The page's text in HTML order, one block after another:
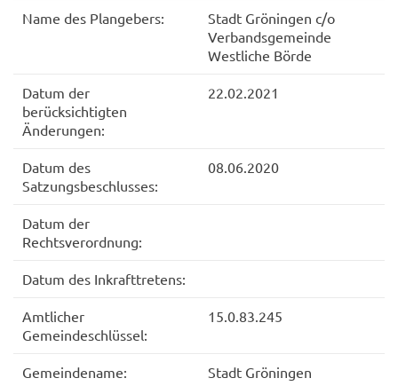
Name des Plangebers:
Stadt Gröningen c/o
Verbandsgemeinde
Westliche Börde
Datum der
berücksichtigten
Änderungen:
22.02.2021
Datum des
Satzungsbeschlusses:
08.06.2020
Datum der
Rechtsverordnung:
Datum des Inkrafttretens:
Amtlicher
Gemeindeschlüssel:
15.0.83.245
Gemeindename: Stadt Gröningen